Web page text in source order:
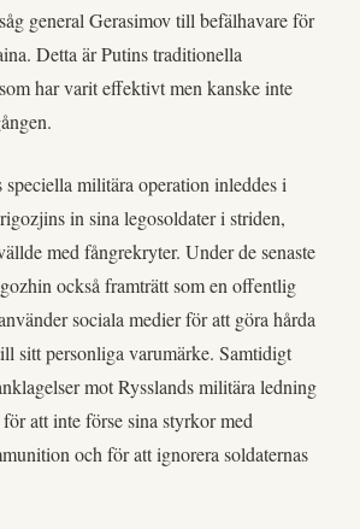
general Gerasimov till befälhavare för
Detta är Putins traditionella
har varit effektivt men kanske inte
speciella militära operation inleddes i
in sina legosoldater i striden,
med fångrekryter. Under de senaste
också framträtt som en offentlig
sociala medier för att göra hårda
sitt personliga varumärke. Samtidigt
mot Rysslands militära ledning
att inte förse sina styrkor med
och för att ignorera soldaternas